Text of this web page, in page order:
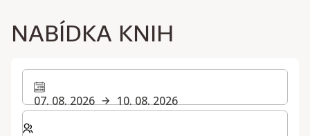
NABÍDKA KNIH
07. 08. 2026
10. 08. 2026
Zvolte počet pokojů a hostů pro svůj pobyt